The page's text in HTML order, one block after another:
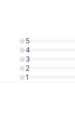
5
4
3
2
1